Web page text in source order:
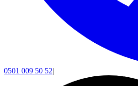
0501 009 50 52|